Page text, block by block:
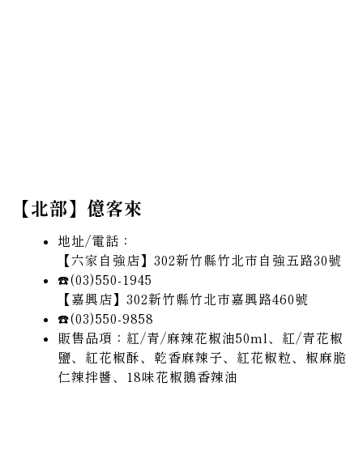
【北部】億客來
地址/電話：
【六家自強店】302新竹縣竹北市自強五路30號
☎️(03)550-1945
【嘉興店】​302新竹縣竹北市嘉興路460號
☎️(03)550-9858
販售品項：紅/青/麻辣花椒油50ml、紅/青花椒
鹽、紅花椒酥、乾香麻辣子、紅花椒粒、椒麻脆
仁辣拌醬、18味花椒鵝香辣油